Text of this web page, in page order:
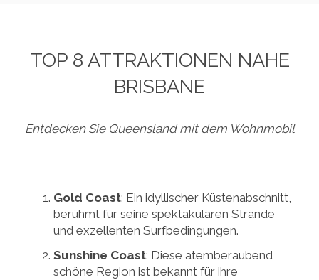
TOP 8 ATTRAKTIONEN NAHE
BRISBANE
Entdecken Sie Queensland mit dem Wohnmobil
Gold Coast: Ein idyllischer Küstenabschnitt,
berühmt für seine spektakulären Strände
und exzellenten Surfbedingungen.
Sunshine Coast: Diese atemberaubend
schöne Region ist bekannt für ihre